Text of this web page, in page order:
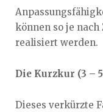
können so je
realisiert werden.
Die Kurzkur (3 –
Dieses verkürzte